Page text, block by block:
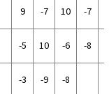
9 -7 10 -7
-5 10 -6 -8
-3 -9 -8